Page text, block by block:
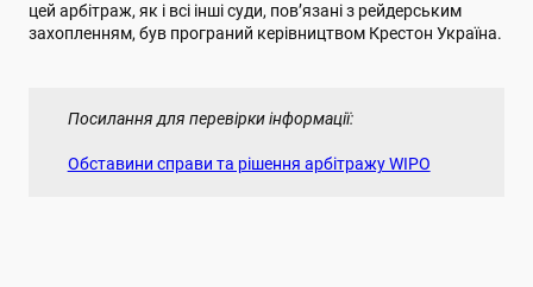
цей арбітраж, як і всі інші суди, пов’язані з рейдерським
захопленням, був програний керівництвом Крестон Україна.
Посилання для перевірки інформації:
Обставини справи та рішення арбітражу WIPO